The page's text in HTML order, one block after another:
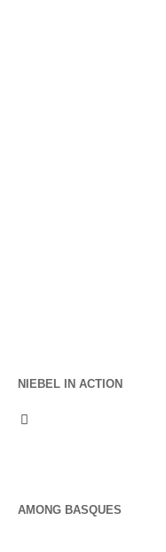
NIEBEL IN ACTION
AMONG BASQUES